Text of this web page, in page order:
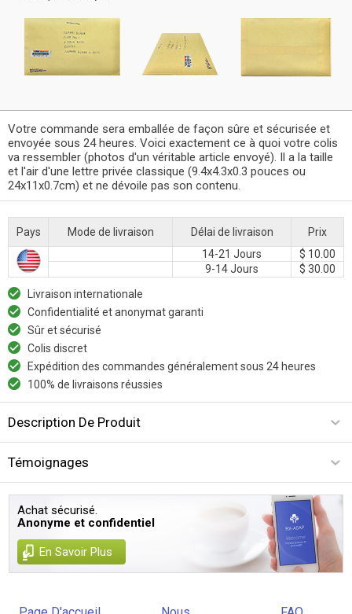
Votre commande sera emballée de façon sûre et sécurisée et
envoyée sous 24 heures. Voici exactement ce à quoi votre colis
va ressembler (photos d'un véritable article envoyé). Il a la taille
et l'air d'une lettre privée classique (9.4x4.3x0.3 pouces ou
24x11x0.7cm) et ne dévoile pas son contenu.
Pays Mode de livraison Délai de livraison
Prix
14-21 Jours
$ 10.00
9-14 Jours
$ 30.00
Livraison internationale
Confidentialité et anonymat garanti
Sûr et sécurisé
Colis discret
Expédition des commandes généralement sous 24 heures
100% de livraisons réussies
Description De Produit
Témoignages
Achat sécurisé.
Anonyme et confidentiel
En Savoir Plus